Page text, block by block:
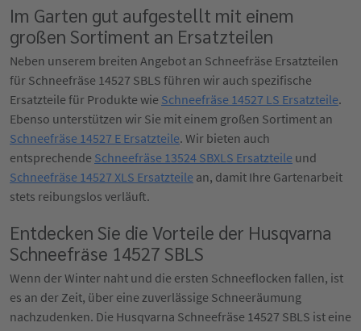
Im Garten gut aufgestellt mit einem
großen Sortiment an Ersatzteilen
Neben unserem breiten Angebot an Schneefräse Ersatzteilen
für Schneefräse 14527 SBLS führen wir auch spezifische
Ersatzteile für Produkte wie Schneefräse 14527 LS Ersatzteile.
Ebenso unterstützen wir Sie mit einem großen Sortiment an
Schneefräse 14527 E Ersatzteile. Wir bieten auch
entsprechende Schneefräse 13524 SBXLS Ersatzteile und
Schneefräse 14527 XLS Ersatzteile an, damit Ihre Gartenarbeit
stets reibungslos verläuft.
Entdecken Sie die Vorteile der Husqvarna
Schneefräse 14527 SBLS
Wenn der Winter naht und die ersten Schneeflocken fallen, ist
es an der Zeit, über eine zuverlässige Schneeräumung
nachzudenken. Die Husqvarna Schneefräse 14527 SBLS ist eine